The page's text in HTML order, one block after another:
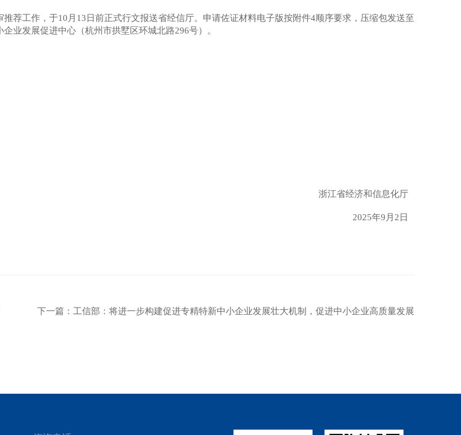
荐工作，于10月13日前正式行文报送省经信厅。申请佐证材料电子版按附件4顺序要求，压缩包发送至
业发展促进中心（杭州市拱墅区环城北路296号）。
浙江省经济和信息化厅
2025年9月2日
下一篇： 工信部：将进一步构建促进专精特新中小企业发展壮大机制，促进中小企业高质量发展